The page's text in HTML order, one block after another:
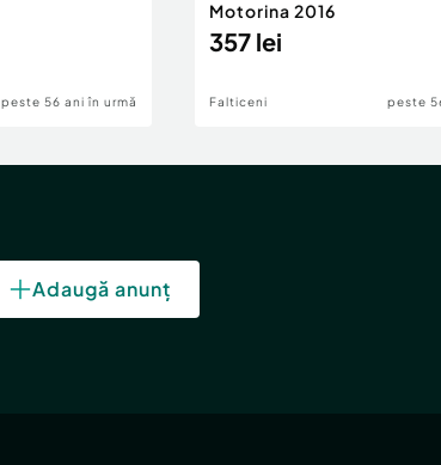
peste 56 ani în urmă
Motorina 2016
357 lei
Falticeni peste
Adaugă anunț